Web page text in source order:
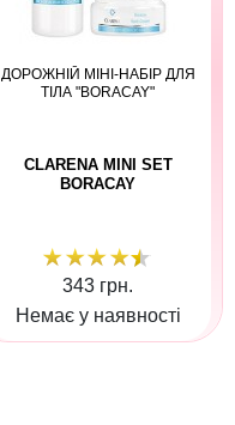
ДОРОЖНІЙ МІНІ-НАБІР ДЛЯ
ТІЛА "BORACAY"
CLARENA MINI SET
BORACAY
343 грн.
Немає у наявності